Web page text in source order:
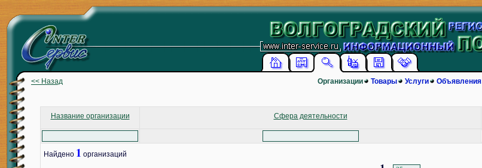
<< Назад Организации Товары Услуги Объявления
Название организации Сфера деятельности
Найдено 1 организаций